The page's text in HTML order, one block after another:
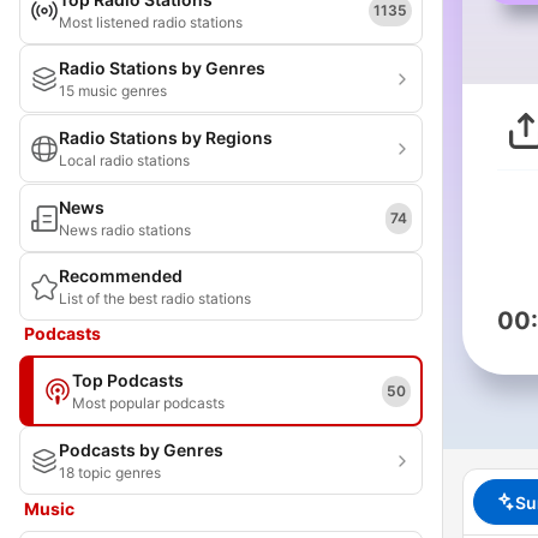
Most listened radio stations
1135
Radio Stations by Genres
15 music genres
Radio Stations by Regions
Local radio stations
News
News radio stations
74
Recommended
List of the best radio stations
Podcasts
Top Podcasts
Most popular podcasts
50
Podcasts by Genres
18 topic genres
Music